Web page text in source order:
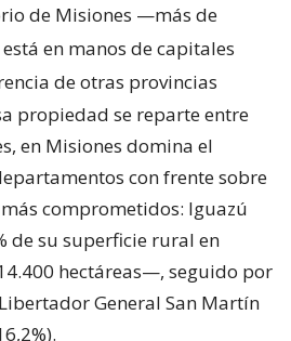
de Misiones —más de
en manos de capitales
de otras provincias
propiedad se reparte entre
en Misiones domina el
con frente sobre
comprometidos: Iguazú
de su superficie rural en
hectáreas—, seguido por
General San Martín